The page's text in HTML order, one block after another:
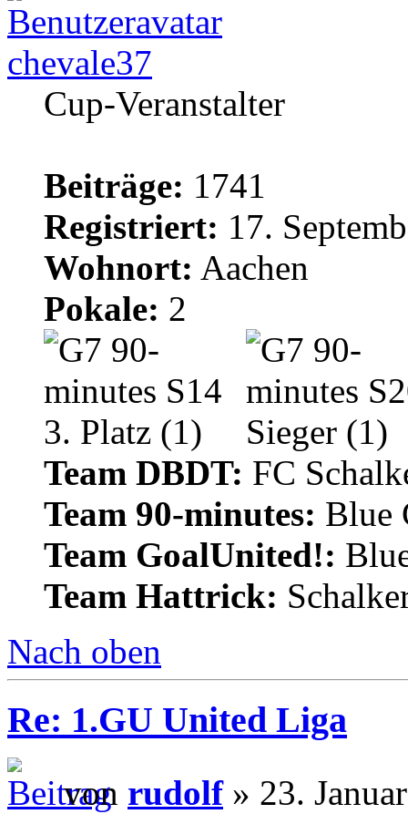
chevale37
Cup-Veranstalter
Beiträge: 1741
Registriert: 17.
Wohnort: Aachen
Pokale: 2
Team DBDT: FC
Team 90-minutes: Blue
Team GoalUnited!:
Team Hattrick:
Nach oben
Re: 1.GU United Liga
von rudolf» 23.